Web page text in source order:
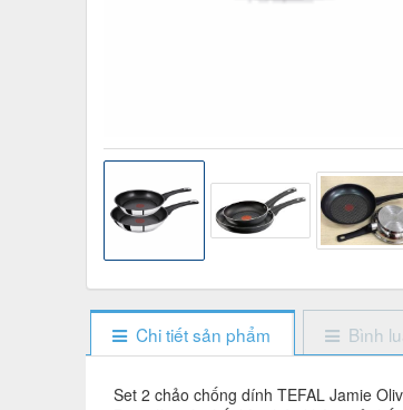
Chi tiết sản phẩm Bình
Set 2 chảo chống dính TEFAL Jamie